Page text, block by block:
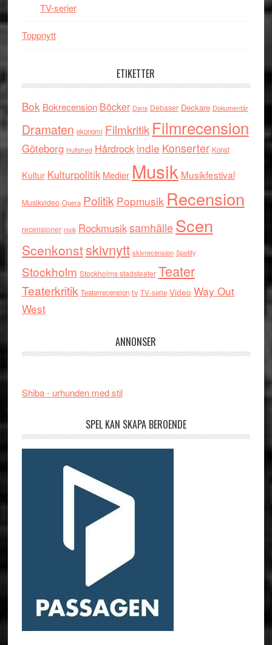
TV-serier
Toppnytt
ETIKETTER
Bok Bokrecension Böcker Dans Debaser Deckare Dokumentär
Dramaten ekonomi Filmkritik Filmrecension
Göteborg Hultsfred Hårdrock indie Konserter Konst
Kultur Kulturpolitik Medier Musik Musikfestival
Musikvideo Opera Politik Popmusik Recension
recensioner rock RockmusiksamhälleScen
Scenkonstskivnytt skivrecension Spotify
Stockholm Stockholms stadsteater Teater
Teaterkritik Teaterrecension tv TV-serie Video Way Out
West
ANNONSER
Shiba - urhunden med stil
SPEL KAN SKAPA BEROENDE